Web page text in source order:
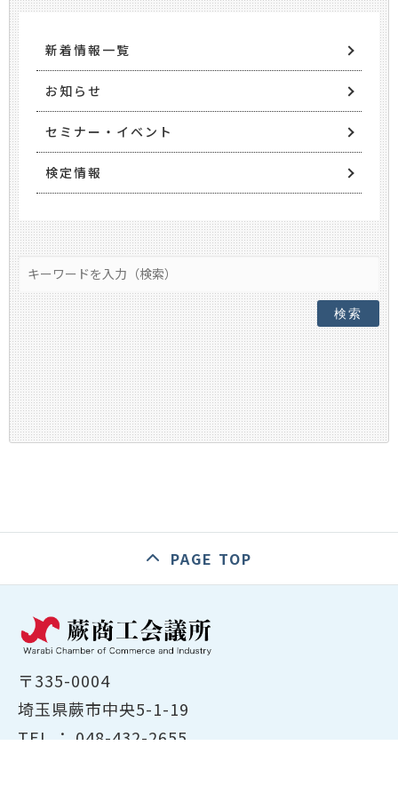
新着情報一覧
お知らせ
セミナー・イベント
検定情報
検索
PAGE TOP
〒335-0004
埼玉県蕨市中央5-1-19
TEL ： 048-432-2655